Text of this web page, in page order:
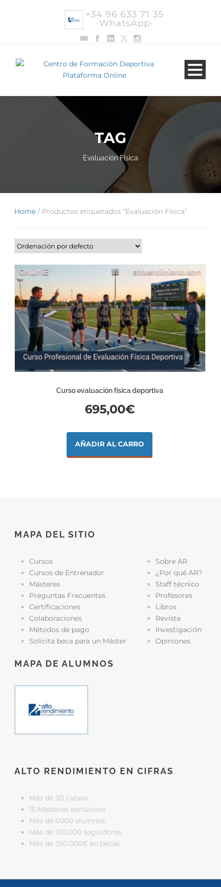
+34 96 633 71 35
·WhatsApp·
TAG
Evaluación Física
Home / Productos etiquetados “Evaluación Física”
Curso evaluación física deportiva
695,00€
AÑADIR AL CARRO
MAPA DEL SITIO
Cursos
Cursos de Entrenador
Másteres
Preguntas Frecuentes
Certificaciones
Colaboraciones
Métodos de pago
Solicita beca para un Máster
Sobre AR
¿Por qué AR?
Staff técnico
Profesores
Libros
Revista
Investigación
Opiniones
MAPA DE ALUMNOS
ALTO RENDIMIENTO EN CIFRAS
Más de 30 cursos
15 Másteres exclusivos
Más de 6000 alumnos
Más de 100.000 seguidores
Más de 350.000€ en becas